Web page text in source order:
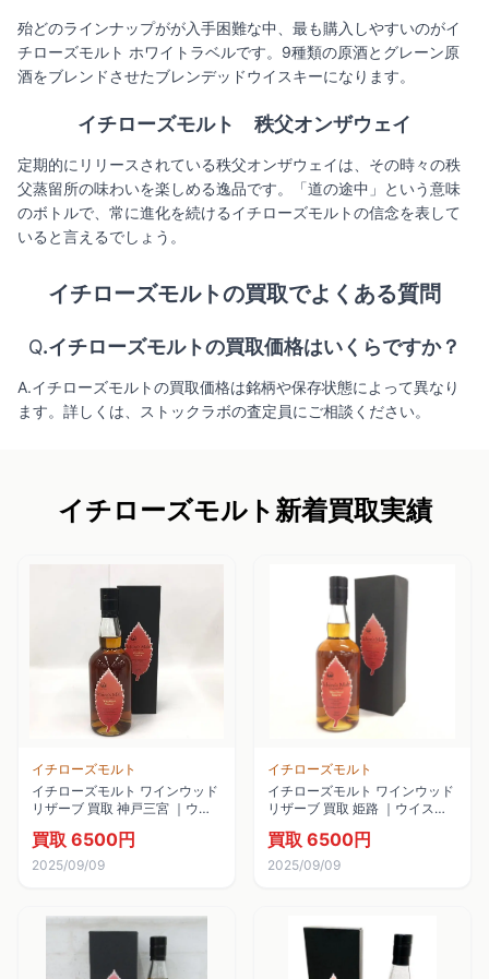
殆どのラインナップがが入手困難な中、最も購入しやすいのがイ
チローズモルト ホワイトラベルです。9種類の原酒とグレーン原
酒をブレンドさせたブレンデッドウイスキーになります。
イチローズモルト 秩父オンザウェイ
定期的にリリースされている秩父オンザウェイは、その時々の秩
父蒸留所の味わいを楽しめる逸品です。「道の途中」という意味
のボトルで、常に進化を続けるイチローズモルトの信念を表して
いると言えるでしょう。
イチローズモルトの買取でよくある質問
Q.イチローズモルトの買取価格はいくらですか？
A.イチローズモルトの買取価格は銘柄や保存状態によって異なり
ます。詳しくは、ストックラボの査定員にご相談ください。
イチローズモルト新着買取実績
イチローズモルト
イチローズモルト ワインウッド
リザーブ 買取 神戸三宮 ｜ウイ
ンウッドリザーブ]をお酒
買取 6500円
2025/09/09
イチローズモルト
イチローズモルト ワインウッド
リザーブ 買取 姫路 ｜ウイスキ
ッドリザーブ]をお酒
買取 6500円
2025/09/09